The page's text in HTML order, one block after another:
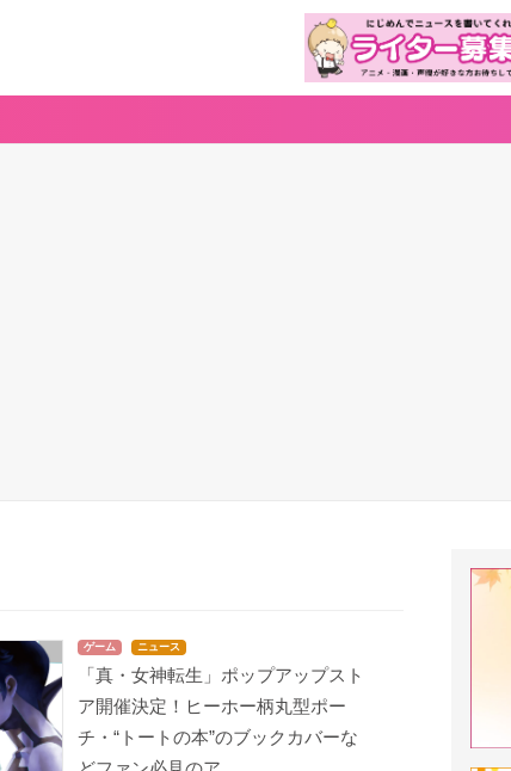
ゲーム ニュース
「真・女神転生」ポップアップスト
ア開催決定！ヒーホー柄丸型ポー
チ・“トートの本”のブックカバーな